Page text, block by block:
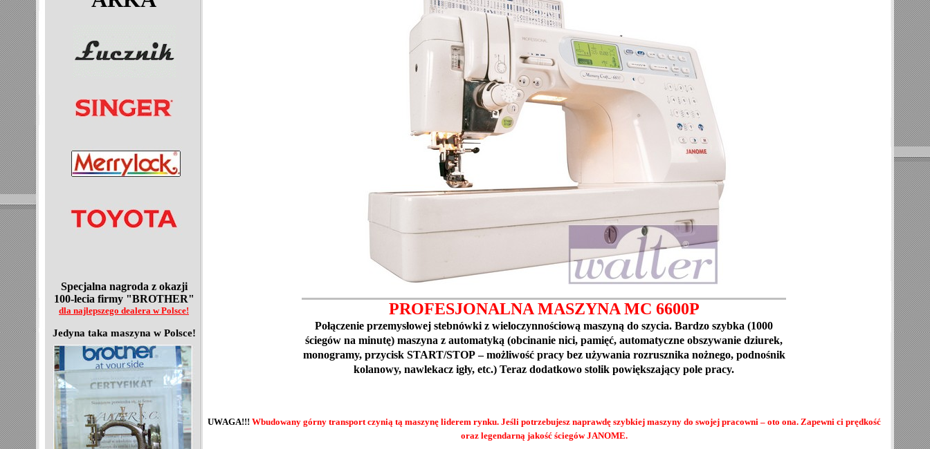
Specjalna nagroda z okazji
100-lecia firmy "BROTHER"
dla najlepszego dealera w Polsce!
Jedyna taka maszyna w Polsce!
PROFESJONALNA MASZYNA MC 6600P
Połączenie przemysłowej stebnówki z wieloczynnościową maszyną do szycia. Bardzo szybka (1000
ściegów na minutę) maszyna z automatyką (obcinanie nici, pamięć, automatyczne obszywanie dziurek,
monogramy, przycisk START/STOP – możliwość pracy bez używania rozrusznika nożnego, podnośnik
kolanowy, nawlekacz igły, etc.) Teraz dodatkowo stolik powiększający pole pracy.
UWAGA!!! Wbudowany górny transport czynią tą maszynę liderem rynku. Jeśli potrzebujesz naprawdę szybkiej maszyny do swojej pracowni – oto ona. Zapewni ci prędkość
oraz legendarną jakość ściegów JANOME.